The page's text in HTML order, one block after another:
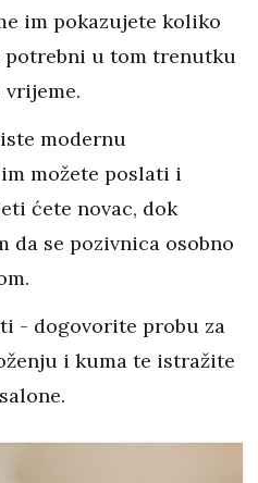
im pokazujete koliko
potrebni u tom trenutku
modernu
možete poslati i
ćete novac, dok
se pozivnica osobno
- dogovorite probu za
i kuma te istražite